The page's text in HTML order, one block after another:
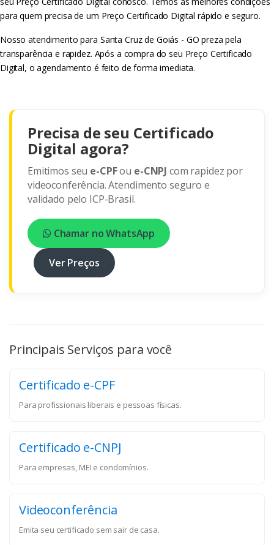
para quem precisa de um Preço Certificado Digital rápido e seguro.
Nosso atendimento para Santa Cruz de Goiás - GO preza pela
transparência e rapidez. Após a compra do seu Preço Certificado
Digital, o agendamento é feito de forma imediata.
Precisa de seu Certificado
Digital agora?
Emitimos seu e-CPFou e-CNPJ com rapidez por
videoconferência. Atendimento seguro e
validado pelo ICP-Brasil.
Chamar no WhatsApp
Ver Preços
Principais Serviços para você
Certificado e-CPF
Para profissionais liberais e pessoas físicas.
Certificado e-CNPJ
Para empresas, MEI e condomínios.
Videoconferência
Emita seu certificado sem sair de casa.